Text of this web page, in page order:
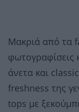
Μακριά από τα
φωτογραφίσεις
άνετα και
freshness της
tops με